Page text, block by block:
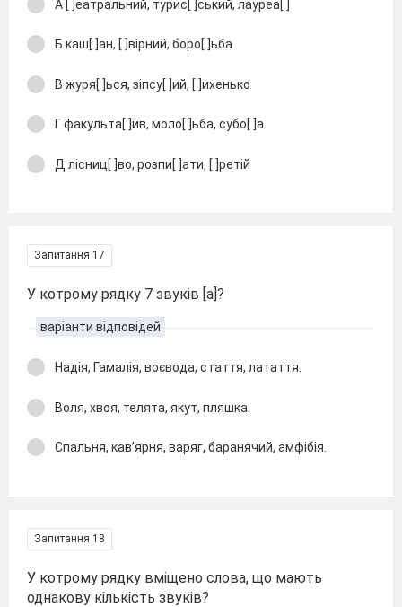
А [ ]еатральний, турис[ ]ський, лауреа[ ]
Б каш[ ]ан, [ ]вірний, боро[ ]ьба
В журя[ ]ься, зіпсу[ ]ий, [ ]ихенько
Г факульта[ ]ив, моло[ ]ьба, субо[ ]а
Д лісниц[ ]во, розпи[ ]ати, [ ]ретій
Запитання 17
У котрому рядку 7 звуків [а]?
варіанти відповідей
Надія, Гамалія, воєвода, стаття, латаття.
Воля, хвоя, телята, якут, пляшка.
Спальня, кав’ярня, варяг, баранячий, амфібія.
Запитання 18
У котрому рядку вміщено слова, що мають
однакову кількість звуків?